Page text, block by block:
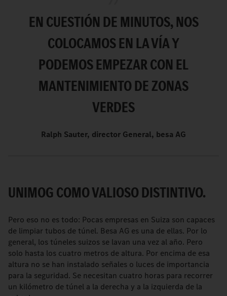
EN CUESTIÓN DE MINUTOS, NOS
COLOCAMOS EN LA VÍA Y
PODEMOS EMPEZAR CON EL
MANTENIMIENTO DE ZONAS
VERDES
Ralph Sauter, director General, besa AG
UNIMOG COMO VALIOSO DISTINTIVO.
Pero eso no es todo: Pocas empresas en Suiza son capaces
de limpiar tubos de túnel. Besa AG es una de ellas. Por lo
general, los túneles suizos se lavan una vez al año. Pero
solo hasta los cuatro metros de altura. Por encima de esa
altura no se han instalado señales o luces de importancia
para la seguridad. Se necesitan cuatro horas para recorrer
un kilómetro de túnel a la derecha y a la izquierda de la